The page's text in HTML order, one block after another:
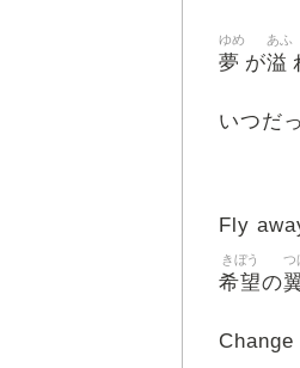
夢
ゆめ
が溢
あふ
いつだ
Fly
希望
きぼう
の
つ